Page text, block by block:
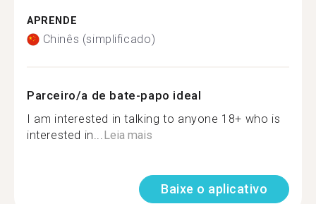
APRENDE
Chinês (simplificado)
Parceiro/a de bate-papo ideal
I am interested in talking to anyone 18+ who is
interested in...Leia mais
Baixe o aplicativo